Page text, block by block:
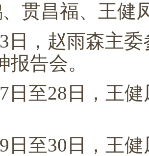
贯昌福、王健
日，赵雨森主
报告会。
日至28日，王
日至30日，王